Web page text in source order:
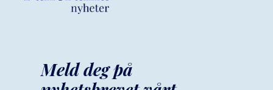
Meld deg på